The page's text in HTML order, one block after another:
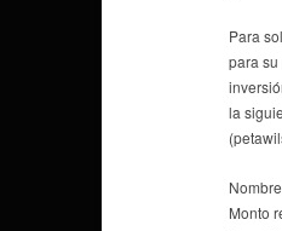
Para
para su
la
Monto